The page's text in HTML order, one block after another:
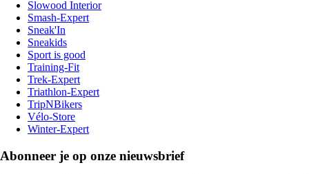
Slowood Interior
Smash-Expert
Sneak'In
Sneakids
Sport is good
Training-Fit
Trek-Expert
Triathlon-Expert
TripNBikers
Vélo-Store
Winter-Expert
Abonneer je op onze nieuwsbrief